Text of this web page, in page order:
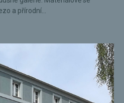
a přírodní...